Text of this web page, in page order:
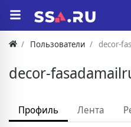
Пользователи decor-
decor-
Профиль Лента